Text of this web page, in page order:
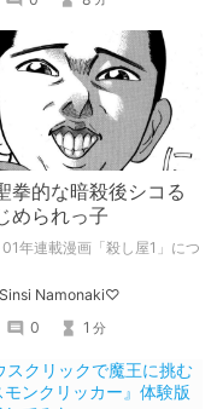
拳的な暗殺後シコる
められっ子
年連載漫画「殺し屋1」につ
Namonaki♡
0 1 分